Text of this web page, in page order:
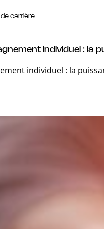
carrière
individuel : la
individuel : la